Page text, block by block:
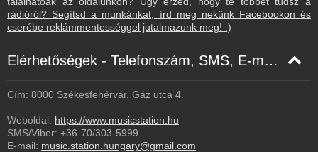
rádióról? Segítsd a munkánkat, írd meg nekünk Facebookon és
cserébe reklámmentességgel jutalmazunk meg! :)
Elérhetőségek - Telefonszám, SMS, E-mail, Facebook
Cím: 8000 Székesfehérvár, Gáz utca 4.
Weboldal: https://www.musicstation.hu
SMS/Viber: +36-70/303-5999
E-mail: music.station.hungary@gmail.com